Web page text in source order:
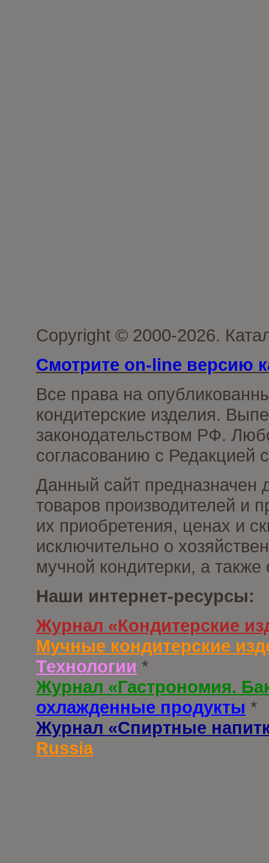
Copyright © 2000-2026.
Смотрите on-line версию
Все права на
кондитерские изделия.
законодательством РФ.
согласованию с Редакцией
Данный сайт предназначен
товаров производителей и
их приобретения, ценах и
исключительно о
мучной кондитерки, а
Наши интернет-ресурсы:
Журнал «Кондитерские
Мучные кондитерские
Технологии *
Журнал «Гастрономия.
охлажденные продукты *
Журнал «Спиртные
Russia